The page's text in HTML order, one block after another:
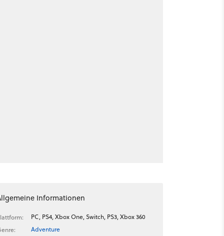
Informationen
PC, PS4, Xbox One, Switch, PS3, Xbox 360
Adventure